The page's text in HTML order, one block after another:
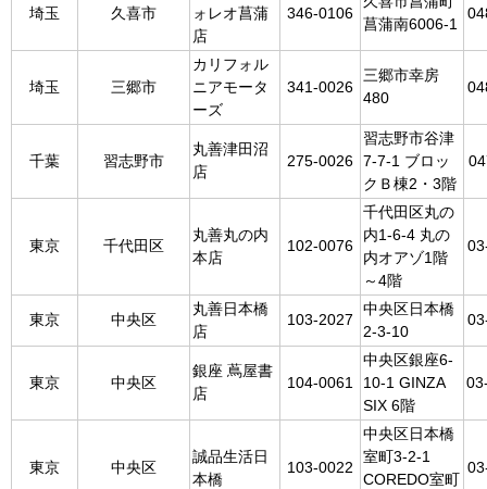
埼玉 久喜市
ォレオ菖蒲
店
346-0106
菖蒲南6006-1
埼玉 三郷市
カリフォル
ニアモータ
ーズ
341-0026
三郷市幸房
480
千葉 習志野市
丸善津田沼
店
275-0026
習志野市谷津
7-7-1 ブロッ
クＢ棟2・3階
東京 千代田区
丸善丸の内
本店
102-0076
千代田区丸の
内1-6-4 丸の
内オアゾ1階
～4階
東京 中央区
丸善日本橋
店
103-2027
中央区日本橋
2-3-10
東京 中央区
銀座 蔦屋書
店
104-0061
中央区銀座6-
10-1 GINZA
SIX 6階
東京 中央区
誠品生活日
本橋
103-0022
中央区日本橋
室町3-2-1
COREDO室町